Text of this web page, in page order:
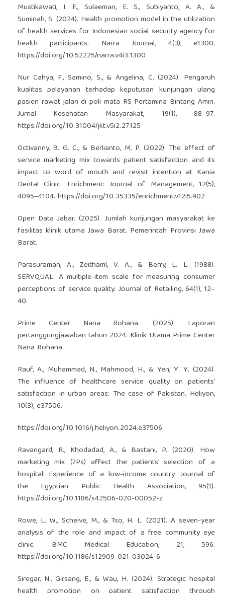
Mustikawati, I. F., Sulaeman, E. S., Subiyanto, A. A., &
Suminah, S. (2024). Health promotion model in the utilization
of health services for Indonesian social security agency for
health participants. Narra Journal, 4(3), e1300.
https://doi.org/10.52225/narra.v4i3.1300
Nur Cahya, F., Samino, S., & Angelina, C. (2024). Pengaruh
kualitas pelayanan terhadap keputusan kunjungan ulang
pasien rawat jalan di poli mata RS Pertamina Bintang Amin.
Jurnal Kesehatan Masyarakat, 19(1), 88–97.
https://doi.org/10.31004/jkt.v5i2.27125
Octivanny, B. G. C., & Berlianto, M. P. (2022). The effect of
service marketing mix towards patient satisfaction and its
impact to word of mouth and revisit intention at Kania
Dental Clinic. Enrichment: Journal of Management, 12(5),
4095–4104. https://doi.org/10.35335/enrichment.v12i5.902
Open Data Jabar. (2025). Jumlah kunjungan masyarakat ke
fasilitas klinik utama Jawa Barat. Pemerintah Provinsi Jawa
Barat.
Parasuraman, A., Zeithaml, V. A., & Berry, L. L. (1988).
SERVQUAL: A multiple-item scale for measuring consumer
perceptions of service quality. Journal of Retailing, 64(1), 12–
40.
Prime Center Nana Rohana. (2025). Laporan
pertanggungjawaban tahun 2024. Klinik Utama Prime Center
Nana Rohana.
Rauf, A., Muhammad, N., Mahmood, H., & Yen, Y. Y. (2024).
The influence of healthcare service quality on patients’
satisfaction in urban areas: The case of Pakistan. Heliyon,
10(3), e37506.
https://doi.org/10.1016/j.heliyon.2024.e37506
Ravangard, R., Khodadad, A., & Bastani, P. (2020). How
marketing mix (7Ps) affect the patients’ selection of a
hospital: Experience of a low-income country. Journal of
the Egyptian Public Health Association, 95(1).
https://doi.org/10.1186/s42506-020-00052-z
Rowe, L. W., Scheive, M., & Tso, H. L. (2021). A seven-year
analysis of the role and impact of a free community eye
clinic. BMC Medical Education, 21, 596.
https://doi.org/10.1186/s12909-021-03024-6
Siregar, N., Girsang, E., & Wau, H. (2024). Strategic hospital